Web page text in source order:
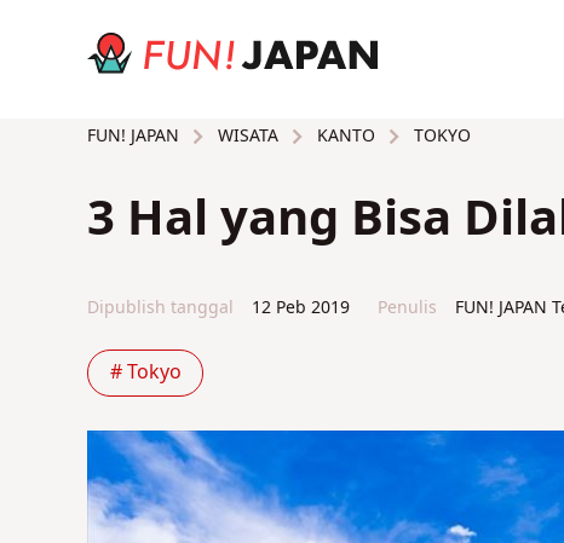
FUN! JAPAN WISATA KANTO TOKYO
3 Hal yang Bisa
Dipublish tanggal 12 Peb 2019 Penulis FUN! JAPAN
# Tokyo